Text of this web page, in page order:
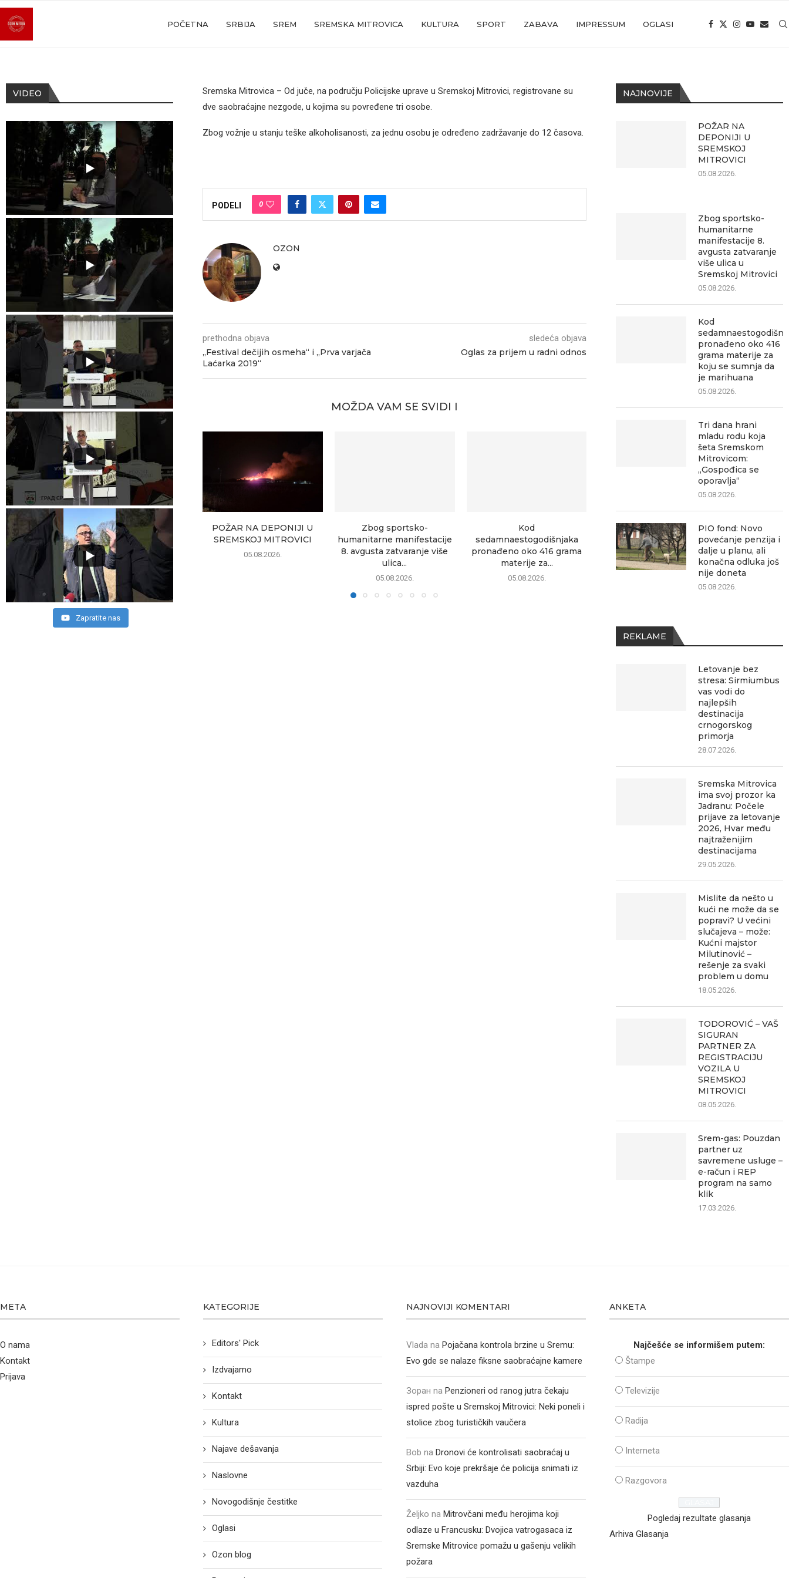
POČETNA SRBIJA SREM SREMSKA MITROVICA KULTURA SPORT ZABAVA IMPRESSUM OGLASI
Sremska Mitrovica – Od juče, na području Policijske uprave u Sremskoj Mitrovici, registrovane su
dve saobraćajne nezgode, u kojima su povređene tri osobe.
Zbog vožnje u stanju teške alkoholisanosti, za jednu osobu je određeno zadržavanje do 12 časova.
PODELI 0
OZON
prethodna objava
„Festival dečijih osmeha“ i „Prva varjača
Laćarka 2019“
sledeća objava
Oglas za prijem u radni odnos
MOŽDA VAM SE SVIDI I
POŽAR NA DEPONIJI U
SREMSKOJ MITROVICI
05.08.2026.
Zbog sportsko-
humanitarne manifestacije
8. avgusta zatvaranje više
ulica...
05.08.2026.
Kod
sedamnaestogodišnjaka
pronađeno oko 416 grama
materije za...
05.08.2026.
Tri dana hrani mladu rodu
koja šeta Sremskom...
05.08.2026.
PIO fond:
penzija
NAJNOVIJE
POŽAR NA
DEPONIJI U
SREMSKOJ
MITROVICI
05.08.2026.
Zbog sportsko-
humanitarne
manifestacije 8.
avgusta zatvaranje
više ulica u
Sremskoj Mitrovici
05.08.2026.
Kod
pronađeno oko 416
grama materije za
koju se sumnja da
je marihuana
05.08.2026.
Tri dana hrani
mladu rodu koja
šeta Sremskom
Mitrovicom:
„Gospođica se
oporavlja“
05.08.2026.
PIO fond: Novo
povećanje penzija i
dalje u planu, ali
konačna odluka još
nije doneta
05.08.2026.
REKLAME
Letovanje bez
stresa: Sirmiumbus
vas vodi do
najlepših
destinacija
crnogorskog
primorja
28.07.2026.
Sremska Mitrovica
ima svoj prozor ka
Jadranu: Počele
prijave za letovanje
2026, Hvar među
najtraženijim
destinacijama
29.05.2026.
Mislite da nešto u
kući ne može da se
popravi? U većini
slučajeva – može:
Kućni majstor
Milutinović –
rešenje za svaki
problem u domu
18.05.2026.
TODOROVIĆ – VAŠ
SIGURAN
PARTNER ZA
REGISTRACIJU
VOZILA U
SREMSKOJ
MITROVICI
08.05.2026.
Srem-gas: Pouzdan
partner uz
savremene usluge –
e-račun i REP
program na samo
klik
17.03.2026.
VIDEO
Zapratite nas
META
O nama
Kontakt
Prijava
KATEGORIJE
Editors' Pick
Izdvajamo
Kontakt
Kultura
Najave dešavanja
Naslovne
Novogodišnje čestitke
Oglasi
Ozon blog
NAJNOVIJI KOMENTARI
Vlada naPojačana kontrola brzine u Sremu:
Evo gde se nalaze fiksne saobraćajne kamere
Зоран naPenzioneri od ranog jutra čekaju
ispred pošte u Sremskoj Mitrovici: Neki poneli i
stolice zbog turističkih vaučera
Bob naDronovi će kontrolisati saobraćaj u
Srbiji: Evo koje prekršaje će policija snimati iz
vazduha
Željko naMitrovčani među herojima koji
odlaze u Francusku: Dvojica vatrogasaca iz
Sremske Mitrovice pomažu u gašenju velikih
požara
ANKETA
Najčešće se informišem putem:
Štampe
Televizije
Radija
Interneta
Razgovora
Pogledaj rezultate glasanja
Arhiva Glasanja